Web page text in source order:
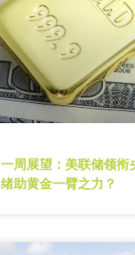
一周展望：美联储领衔
绪助黄金一臂之力？